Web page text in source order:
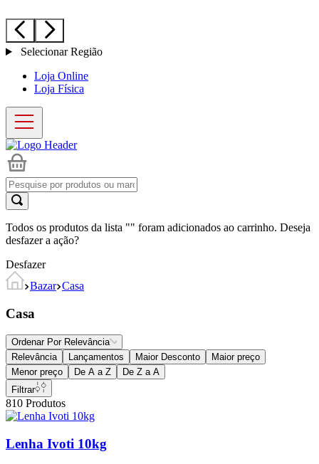
Selecionar Região
Loja Online
Loja Física
Todos os produtos da lista "" foram adicionados ao carrinho. Deseja
desfazer a ação?
Desfazer
Bazar Casa
Casa
Ordenar Por Relevância
Relevância
Lançamentos Maior Desconto
Maior preço
Menor preço
De A a Z
De Z a A
Filtrar
810 Produtos
Lenha Ivoti 10kg